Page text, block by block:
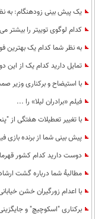
یک پیش بینی زودهنگام: به
کدام لوگوی توییتر را بیشتر
به نظر شما کدام یک بهترین
تمایل دارید کدام یک از این
با استیضاح و برکناری وزیر
فیلم «برادران لیلا» را ...
با تغییر تعطیلات هفتگی از
پیش بینی شما از برنده بازی
دوست دارید کدام کشور
مطالبۀ شما درباره گشت
با اعدام زورگیران خشن
برکناری "اسکوچیچ" و